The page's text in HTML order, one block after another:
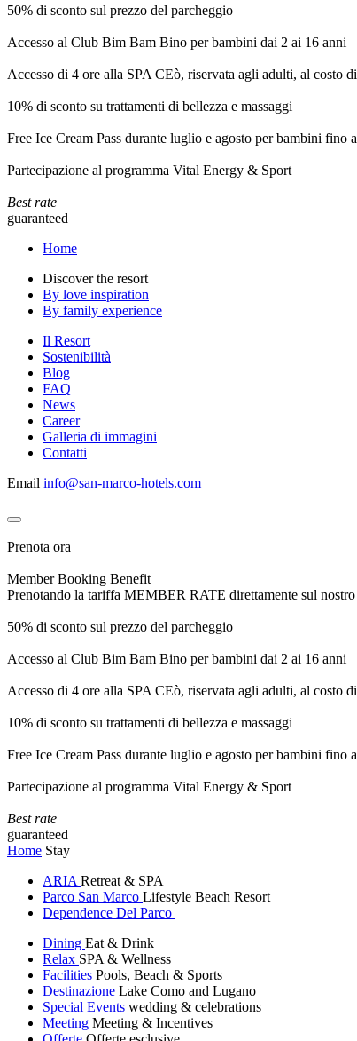
50% di sconto sul prezzo del parcheggio
Accesso al Club Bim Bam Bino per bambini dai 2 ai 16 anni
Accesso di 4 ore alla SPA CEò, riservata agli adulti, al costo
10% di sconto su trattamenti di bellezza e massaggi
Free Ice Cream Pass durante luglio e agosto per bambini fino
Partecipazione al programma Vital Energy & Sport
Best rate
guaranteed
Home
Discover the resort
By love inspiration
By family experience
Il Resort
Sostenibilità
Blog
FAQ
News
Career
Galleria di immagini
Contatti
Email info@san-marco-hotels.com
Prenota ora
Member Booking Benefit
Prenotando la tariffa MEMBER RATE direttamente sul
50% di sconto sul prezzo del parcheggio
Accesso al Club Bim Bam Bino per bambini dai 2 ai 16 anni
Accesso di 4 ore alla SPA CEò, riservata agli adulti, al costo
10% di sconto su trattamenti di bellezza e massaggi
Free Ice Cream Pass durante luglio e agosto per bambini fino
Partecipazione al programma Vital Energy & Sport
Best rate
guaranteed
Home Stay
ARIA Retreat & SPA
Parco San Marco Lifestyle Beach Resort
Dependence Del Parco
Dining Eat & Drink
Relax SPA & Wellness
Facilities Pools, Beach & Sports
Destinazione Lake Como and Lugano
Special Events wedding & celebrations
Meeting Meeting & Incentives